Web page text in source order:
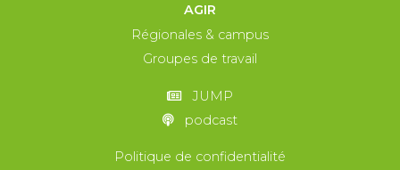
AGIR
Régionales & campus
Groupes de travail
JUMP
podcast
Politique de confidentialité